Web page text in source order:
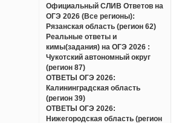
Официальный СЛИВ Ответов на
ОГЭ 2026 (Все регионы):
Рязанская область (регион 62)
Реальные ответы и
кимы(задания) на ОГЭ 2026 :
Чукотский автономный округ
(регион 87)
ОТВЕТЫ ОГЭ 2026:
Калининградская область
(регион 39)
ОТВЕТЫ ОГЭ 2026:
Нижегородская область (регион